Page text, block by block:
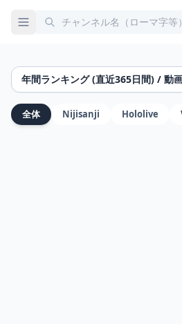
年間ランキング (直近365日間) / 動
全体 Nijisanji Hololive